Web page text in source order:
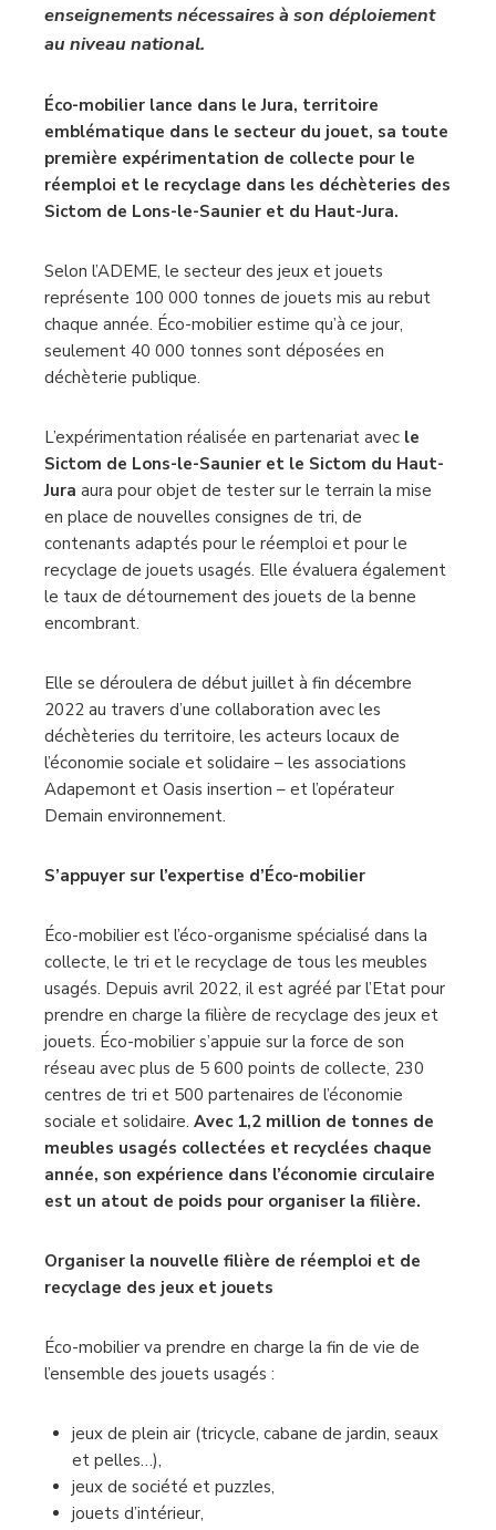
enseignements nécessaires à son déploiement
au niveau national.
Éco-mobilier lance dans le Jura, territoire
emblématique dans le secteur du jouet, sa toute
première expérimentation de collecte pour le
réemploi et le recyclage dans les déchèteries des
Sictom de Lons-le-Saunier et du Haut-Jura.
Selon l’ADEME, le secteur des jeux et jouets
représente 100 000 tonnes de jouets mis au rebut
chaque année. Éco-mobilier estime qu’à ce jour,
seulement 40 000 tonnes sont déposées en
déchèterie publique.
L’expérimentation réalisée en partenariat avec le
Sictom de Lons-le-Saunier et le Sictom du Haut-
Jura aura pour objet de tester sur le terrain la mise
en place de nouvelles consignes de tri, de
contenants adaptés pour le réemploi et pour le
recyclage de jouets usagés. Elle évaluera également
le taux de détournement des jouets de la benne
encombrant.
Elle se déroulera de début juillet à fin décembre
2022 au travers d’une collaboration avec les
déchèteries du territoire, les acteurs locaux de
l’économie sociale et solidaire – les associations
Adapemont et Oasis insertion – et l’opérateur
Demain environnement.
S’appuyer sur l’expertise d’Éco-mobilier
Éco-mobilier est l’éco-organisme spécialisé dans la
collecte, le tri et le recyclage de tous les meubles
usagés. Depuis avril 2022, il est agréé par l’Etat pour
prendre en charge la filière de recyclage des jeux et
jouets. Éco-mobilier s’appuie sur la force de son
réseau avec plus de 5 600 points de collecte, 230
centres de tri et 500 partenaires de l’économie
sociale et solidaire. Avec 1,2 million de tonnes de
meubles usagés collectées et recyclées chaque
année, son expérience dans l’économie circulaire
est un atout de poids pour organiser la filière.
Organiser la nouvelle filière de réemploi et de
recyclage des jeux et jouets
Éco-mobilier va prendre en charge la fin de vie de
l’ensemble des jouets usagés :
jeux de plein air (tricycle, cabane de jardin, seaux
et pelles…),
jeux de société et puzzles,
jouets d’intérieur,